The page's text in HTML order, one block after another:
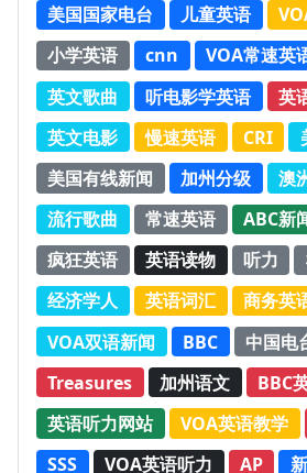
美国国家电台 儿童英语
小学英语
cnn VOA常速英
英文歌曲
听电影学英语
英
英文电影
慢速英语 CRI
美国有线新闻
加州分级
澳
流行歌曲
常速英语
ABC新
疯狂英语
英语读物 听力
经济学人
英语词汇
商务英
VOA双语新闻
BBC 中国电
Treasures
加州语文
BBC
英语听力网站
VOA英语教学
SSS
VOA英语听力 AP